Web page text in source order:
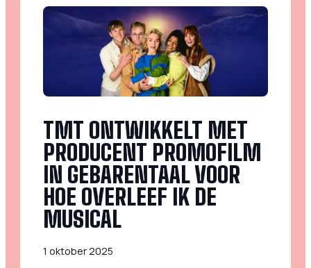
TMT ONTWIKKELT MET
PRODUCENT PROMOFILM
IN GEBARENTAAL VOOR
HOE OVERLEEF IK DE
MUSICAL
1 oktober 2025